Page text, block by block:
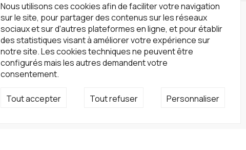
Nous utilisons ces cookies afin de faciliter votre navigation
sur le site, pour partager des contenus sur les réseaux
sociaux et sur d'autres plateformes en ligne, et pour établir
des statistiques visant à améliorer votre expérience sur
notre site. Les cookies techniques ne peuvent être
configurés mais les autres demandent votre
consentement.
Tout accepter Tout refuser Personnaliser
Newsletter
Inscrivez-vous à notre newsletter !
S'inscrire
Réseaux sociaux